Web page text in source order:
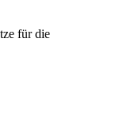
für die